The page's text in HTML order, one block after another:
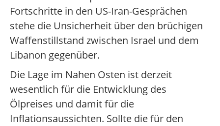
Fortschritte in den US-Iran-Gesprächen
stehe die Unsicherheit über den brüchigen
Waffenstillstand zwischen Israel und dem
Libanon gegenüber.
Die Lage im Nahen Osten ist derzeit
wesentlich für die Entwicklung des
Ölpreises und damit für die
Inflationsaussichten. Sollte die für den